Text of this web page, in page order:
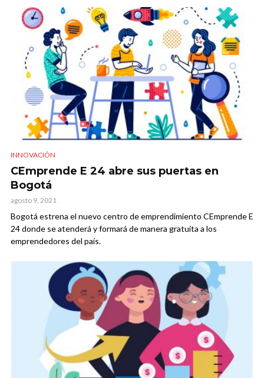
INNOVACIÓN
CEmprende E 24 abre sus puertas en
Bogotá
agosto 9, 2021
Bogotá estrena el nuevo centro de emprendimiento CEmprende E
24 donde se atenderá y formará de manera gratuita a los
emprendedores del país.